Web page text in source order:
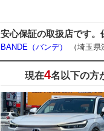
安心保証の取扱店です
BANDE（バンデ） （埼玉県
現在4名以下の方